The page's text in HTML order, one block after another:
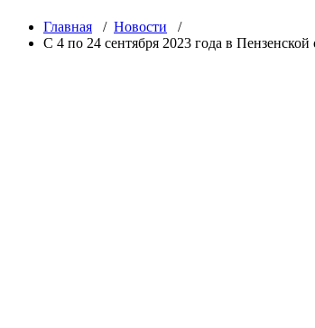
Главная / Новости /
С 4 по 24 сентября 2023 года в